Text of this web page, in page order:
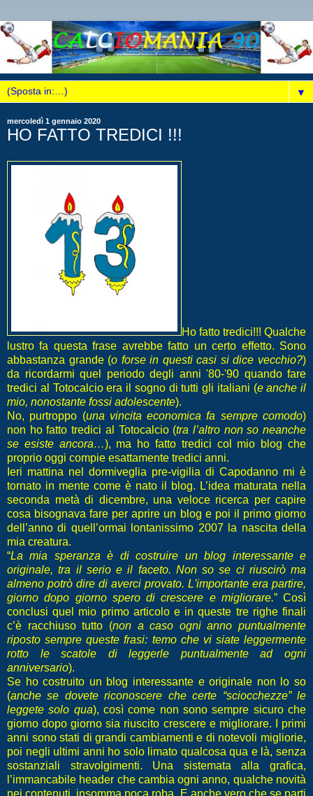
▼
mercoledì 1 gennaio 2020
HO FATTO TREDICI !!!
Ho fatto tredici!!! Qualche
lustro fa questa frase avrebbe fatto un certo effetto. Sono
abbastanza grande (o forse in questi casi si dice vecchio?)
da ricordarmi quel periodo degli anni '80-'90 quando fare
tredici al Totocalcio era il sogno di tutti gli italiani (e anche il
mio, nonostante fossi adolescente).
No, purtroppo (una vincita economica fa sempre comodo)
non ho fatto tredici al Totocalcio (tra l’altro non so neanche
se esiste ancora…), ma ho fatto tredici col mio blog che
proprio oggi compie esattamente tredici anni.
Ieri mattina nel dormiveglia pre-vigilia di Capodanno mi è
tornato in mente come è nato il blog. L’idea maturata nella
seconda metà di dicembre, una veloce ricerca per capire
cosa bisognava fare per aprire un blog e poi il primo giorno
dell’anno di quell’ormai lontanissimo 2007 la nascita della
mia creatura.
“La mia speranza è di costruire un blog interessante e
originale, tra il serio e il faceto. Non so se ci riuscirò ma
almeno potrò dire di averci provato. L'importante era partire,
giorno dopo giorno spero di crescere e migliorare.” Così
conclusi quel mio primo articolo e in queste tre righe finali
c’è racchiuso tutto (non a caso ogni anno puntualmente
riposto sempre queste frasi: temo che vi siate leggermente
rotto le scatole di leggerle puntualmente ad ogni
anniversario).
Se ho costruito un blog interessante e originale non lo so
(anche se dovete riconoscere che certe “sciocchezze” le
leggete solo qua), così come non sono sempre sicuro che
giorno dopo giorno sia riuscito crescere e migliorare. I primi
anni sono stati di grandi cambiamenti e di notevoli migliorie,
poi negli ultimi anni ho solo limato qualcosa qua e là, senza
sostanziali stravolgimenti. Una sistemata alla grafica,
l’immancabile header che cambia ogni anno, qualche novità